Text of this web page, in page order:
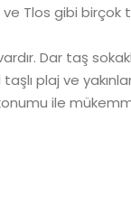
Tlos gibi birçok
Dar taş
plaj ve
ile